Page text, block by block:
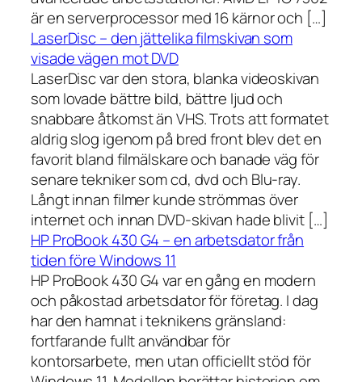
är en serverprocessor med 16 kärnor och […]
LaserDisc – den jättelika filmskivan som
visade vägen mot DVD
LaserDisc var den stora, blanka videoskivan
som lovade bättre bild, bättre ljud och
snabbare åtkomst än VHS. Trots att formatet
aldrig slog igenom på bred front blev det en
favorit bland filmälskare och banade väg för
senare tekniker som cd, dvd och Blu-ray.
Långt innan filmer kunde strömmas över
internet och innan DVD-skivan hade blivit […]
HP ProBook 430 G4 – en arbetsdator från
tiden före Windows 11
HP ProBook 430 G4 var en gång en modern
och påkostad arbetsdator för företag. I dag
har den hamnat i teknikens gränsland:
fortfarande fullt användbar för
kontorsarbete, men utan officiellt stöd för